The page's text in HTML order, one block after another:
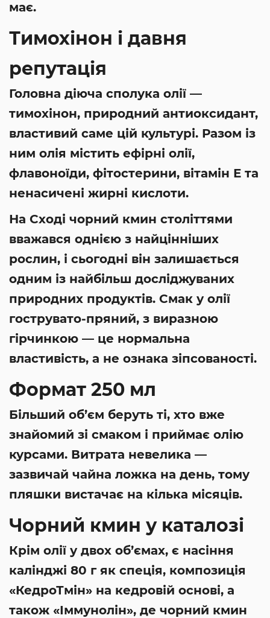
має.
Тимохінон і давня
репутація
Головна діюча сполука олії —
тимохінон, природний антиоксидант,
властивий саме цій культурі. Разом із
ним олія містить ефірні олії,
флавоноїди, фітостерини, вітамін Е та
ненасичені жирні кислоти.
На Сході чорний кмин століттями
вважався однією з найцінніших
рослин, і сьогодні він залишається
одним із найбільш досліджуваних
природних продуктів. Смак у олії
гострувато-пряний, з виразною
гірчинкою — це нормальна
властивість, а не ознака зіпсованості.
Формат 250 мл
Більший об’єм беруть ті, хто вже
знайомий зі смаком і приймає олію
курсами. Витрата невелика —
зазвичай чайна ложка на день, тому
пляшки вистачає на кілька місяців.
Чорний кмин у каталозі
Крім олії у двох об’ємах, є насіння
калінджі 80 г як спеція, композиція
«КедроТмін» на кедровій основі, а
також «Іммунолін», де чорний кмин